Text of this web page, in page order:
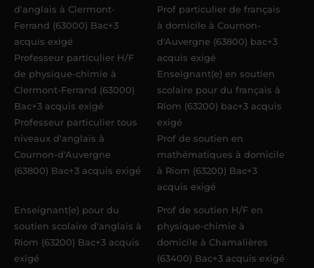
d'anglais à Clermont-
Ferrand (63000) Bac+3
acquis exigé
Professeur particulier H/F
de physique-chimie à
Clermont-Ferrand (63000)
Bac+3 acquis exigé
Professeur particulier tous
niveaux d'anglais à
Cournon-d'Auvergne
(63800) Bac+3 acquis exigé
Prof particulier de français
à domicile à Cournon-
d'Auvergne (63800) bac+3
acquis exigé
Enseignant(e) en soutien
scolaire pour du français à
Riom (63200) bac+3 acquis
exigé
Prof de soutien en
mathématiques à domicile
à Riom (63200) Bac+3
acquis exigé
Enseignant(e) pour du
soutien scolaire d'anglais à
Riom (63200) Bac+3 acquis
exigé
Prof de soutien H/F en
physique-chimie à
domicile à Chamalières
(63400) Bac+3 acquis exigé